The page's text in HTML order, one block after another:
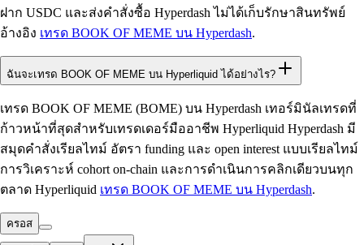
ฝาก USDC และส่งคำสั่งซื้อ Hyperdash ไม่ได้เก็บรักษาสินทรัพย์
อ้างอิง เทรด BOOK OF MEME บน Hyperdash.
ฉันจะเทรด BOOK OF MEME บน Hyperliquid ได้อย่างไร?
เทรด BOOK OF MEME (BOME) บน Hyperdash เทอร์มินัลเทรดที่
ก้าวหน้าที่สุดสำหรับเทรดเดอร์มืออาชีพ Hyperliquid Hyperdash มี
สมุดคำสั่งเรียลไทม์ อัตรา funding และ open interest แบบเรียลไทม์
การวิเคราะห์ cohort on-chain และการดำเนินการคลิกเดียวบนทุก
ตลาด Hyperliquid เทรด BOOK OF MEME บน Hyperdash.
ครอส